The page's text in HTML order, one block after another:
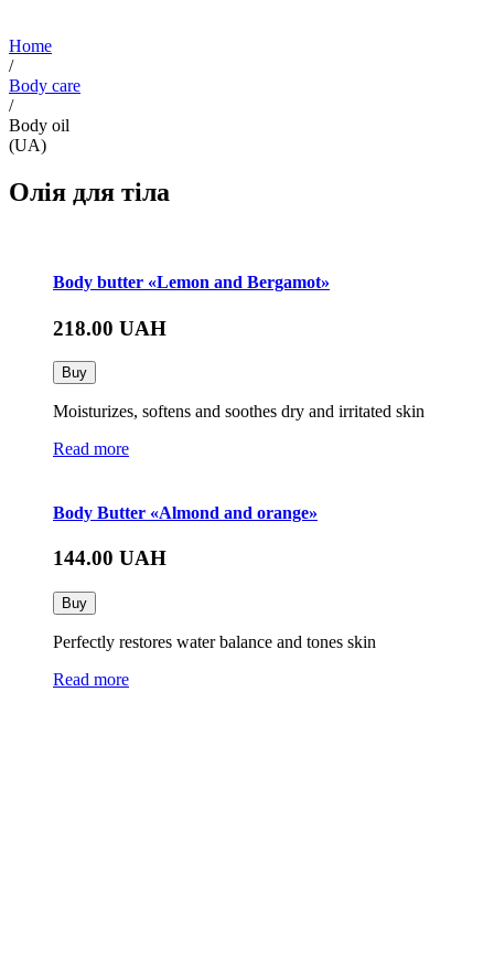
Home
/
Body care
/
Body oil
(UA)
Олія для тіла
Body butter «Lemon and Bergamot»
218.00 UAH
Buy
Moisturizes, softens and soothes dry and irritated skin
Read more
Body Butter «Almond and orange»
144.00 UAH
Buy
Perfectly restores water balance and tones skin
Read more